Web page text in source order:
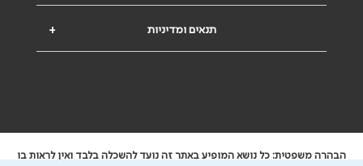
+ תנאים ומדיניות
הבהרה משפטית: כל נושא המופיע באתר זה נועד להשכלה בלבד ואין לראות בו